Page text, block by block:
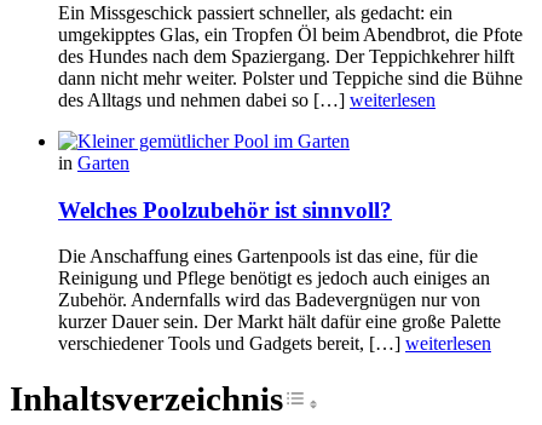
Ein Missgeschick passiert schneller, als gedacht: ein
umgekipptes Glas, ein Tropfen Öl beim Abendbrot, die Pfote
des Hundes nach dem Spaziergang. Der Teppichkehrer hilft
dann nicht mehr weiter. Polster und Teppiche sind die Bühne
des Alltags und nehmen dabei so […] weiterlesen
in Garten
Welches Poolzubehör ist sinnvoll?
Die Anschaffung eines Gartenpools ist das eine, für die
Reinigung und Pflege benötigt es jedoch auch einiges an
Zubehör. Andernfalls wird das Badevergnügen nur von
kurzer Dauer sein. Der Markt hält dafür eine große Palette
verschiedener Tools und Gadgets bereit, […] weiterlesen
InhaltsverzeichnisToggle Table of